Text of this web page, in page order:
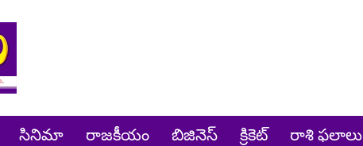
సినిమా రాజకీయం బిజినెస్ క్రికెట్‌ రాశి ఫలాలు